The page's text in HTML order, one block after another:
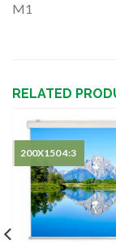
M1
RELATED
200X150 4:3